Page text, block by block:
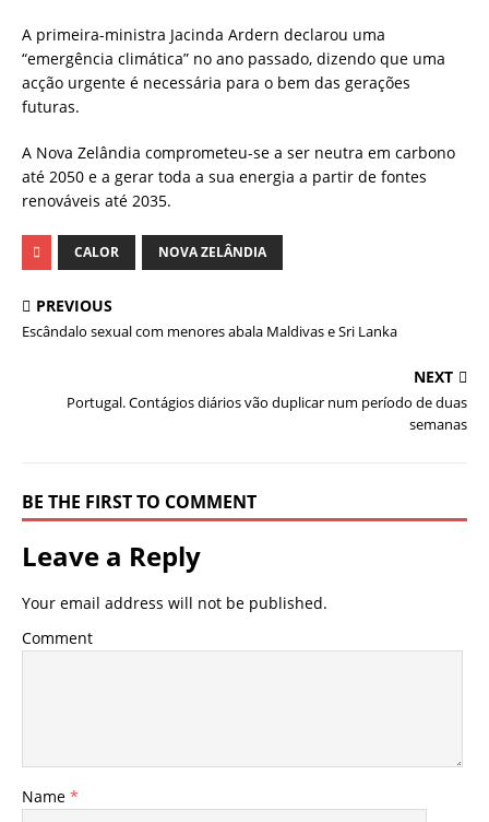
A primeira-ministra Jacinda Ardern declarou uma
“emergência climática” no ano passado, dizendo que uma
acção urgente é necessária para o bem das gerações
futuras.
A Nova Zelândia comprometeu-se a ser neutra em carbono
até 2050 e a gerar toda a sua energia a partir de fontes
renováveis até 2035.
CALOR NOVA ZELÂNDIA
PREVIOUS
Escândalo sexual com menores abala Maldivas e Sri Lanka
NEXT
Portugal. Contágios diários vão duplicar num período de duas
semanas
BE THE FIRST TO COMMENT
Leave a Reply
Your email address will not be published.
Comment
Name *